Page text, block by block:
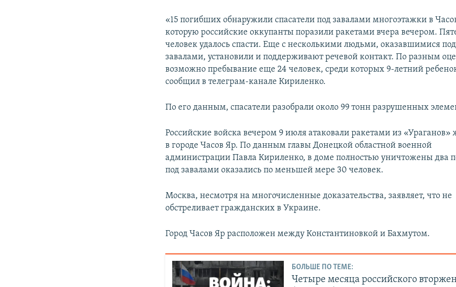
«15 погибших обнаружили спасатели под завалами многоэтажки в
которую российские оккупанты поразили ракетами вчера вечером.
человек удалось спасти. Еще с несколькими людьми, оказавшимися под
завалами, установили и поддерживают речевой контакт. По разным
возможно пребывание еще 24 человек, среди которых 9-летний
сообщил в телеграм-канале Кириленко.
По его данным, спасатели разобрали около 99 тонн разрушенных
Российские войска вечером 9 июля атаковали ракетами из
в городе Часов Яр. По данным главы Донецкой областной военной
администрации Павла Кириленко, в доме полностью уничтожены два
под завалами оказались по меньшей мере 30 человек.
Москва, несмотря на многочисленные доказательства, заявляет, что не
обстреливает гражданских в Украине.
Город Часов Яр расположен между Константиновкой и Бахмутом.
БОЛЬШЕ ПО ТЕМЕ:
Четыре месяца российского